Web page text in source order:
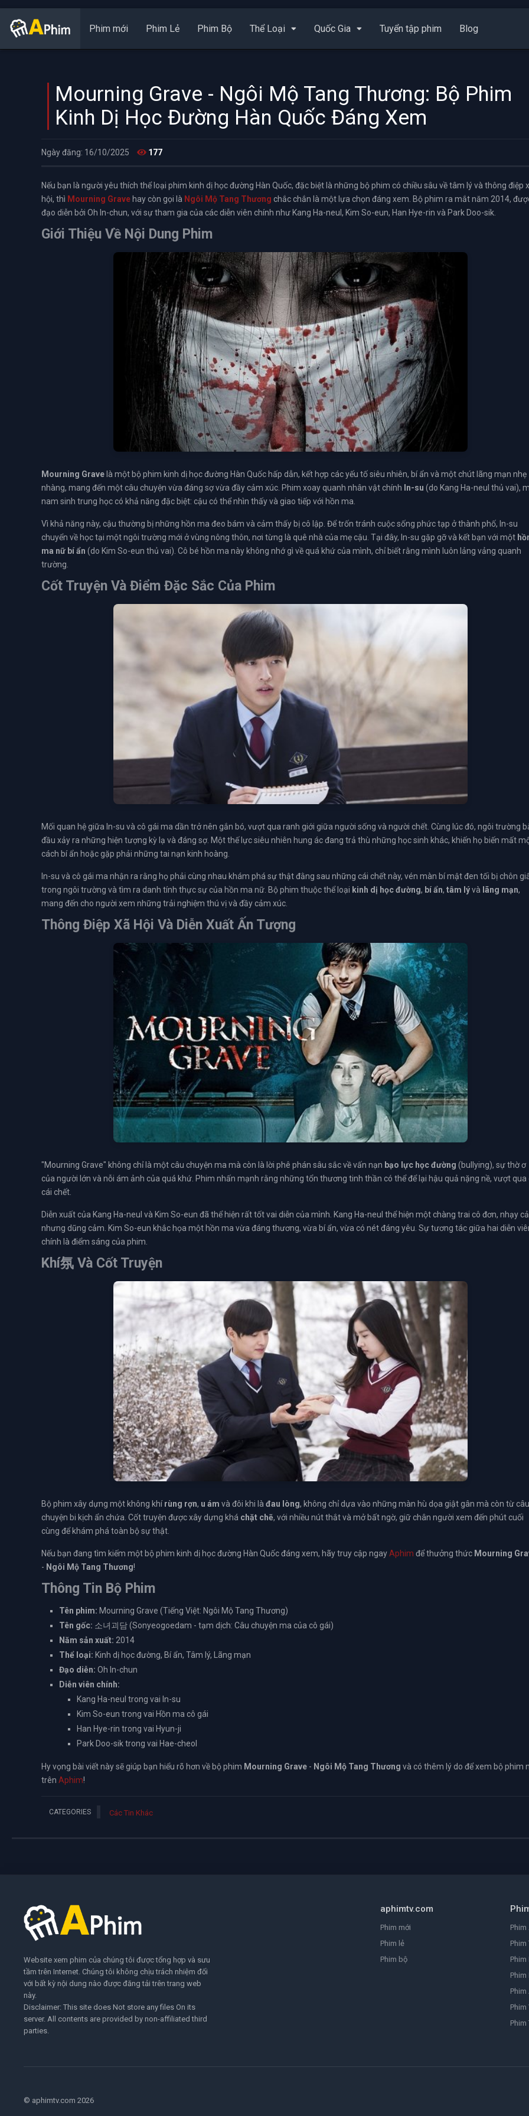
Phim mới Phim Lẻ Phim Bộ Thể Loại Quốc Gia Tuyển tập phim Blog
Mourning Grave - Ngôi Mộ Tang Thương: Bộ Phim
Kinh Dị Học Đường Hàn Quốc Đáng Xem
Ngày đăng: 16/10/2025 177
Nếu bạn là người yêu thích thể loại phim kinh dị học đường Hàn Quốc, đặc biệt là những bộ phim có chiều sâu về tâm lý và thông điệp
hội, thì Mourning Grave hay còn gọi là Ngôi Mộ Tang Thương chắc chắn là một lựa chọn đáng xem. Bộ phim ra mắt năm 2014,
đạo diễn bởi Oh In-chun, với sự tham gia của các diễn viên chính như Kang Ha-neul, Kim So-eun, Han Hye-rin và Park Doo-sik.
Giới Thiệu Về Nội Dung Phim
Mourning Grave là một bộ phim kinh dị học đường Hàn Quốc hấp dẫn, kết hợp các yếu tố siêu nhiên, bí ẩn và một chút lãng mạn nhẹ
nhàng, mang đến một câu chuyện vừa đáng sợ vừa đầy cảm xúc. Phim xoay quanh nhân vật chính In-su (do Kang Ha-neul thủ vai),
nam sinh trung học có khả năng đặc biệt: cậu có thể nhìn thấy và giao tiếp với hồn ma.
Vì khả năng này, cậu thường bị những hồn ma đeo bám và cảm thấy bị cô lập. Để trốn tránh cuộc sống phức tạp ở thành phố, In-su
chuyển về học tại một ngôi trường mới ở vùng nông thôn, nơi từng là quê nhà của mẹ cậu. Tại đây, In-su gặp gỡ và kết bạn với một
ma nữ bí ẩn (do Kim So-eun thủ vai). Cô bé hồn ma này không nhớ gì về quá khứ của mình, chỉ biết rằng mình luôn lảng vảng quanh
trường.
Cốt Truyện Và Điểm Đặc Sắc Của Phim
Mối quan hệ giữa In-su và cô gái ma dần trở nên gắn bó, vượt qua ranh giới giữa người sống và người chết. Cùng lúc đó, ngôi trường
đầu xảy ra những hiện tượng kỳ lạ và đáng sợ. Một thế lực siêu nhiên hung ác đang trả thù những học sinh khác, khiến họ biến mất
cách bí ẩn hoặc gặp phải những tai nạn kinh hoàng.
In-su và cô gái ma nhận ra rằng họ phải cùng nhau khám phá sự thật đằng sau những cái chết này, vén màn bí mật đen tối bị chôn
trong ngôi trường và tìm ra danh tính thực sự của hồn ma nữ. Bộ phim thuộc thể loại kinh dị học đường, bí ẩn, tâm lývà lãng mạn,
mang đến cho người xem những trải nghiệm thú vị và đầy cảm xúc.
Thông Điệp Xã Hội Và Diễn Xuất Ấn Tượng
"Mourning Grave" không chỉ là một câu chuyện ma mà còn là lời phê phán sâu sắc về vấn nạn bạo lực học đường (bullying), sự thờ ơ
của người lớn và nỗi ám ảnh của quá khứ. Phim nhấn mạnh rằng những tổn thương tinh thần có thể để lại hậu quả nặng nề, vượt qua
cái chết.
Diễn xuất của Kang Ha-neul và Kim So-eun đã thể hiện rất tốt vai diễn của mình. Kang Ha-neul thể hiện một chàng trai cô đơn, nhạy
nhưng dũng cảm. Kim So-eun khắc họa một hồn ma vừa đáng thương, vừa bí ẩn, vừa có nét đáng yêu. Sự tương tác giữa hai diễn
chính là điểm sáng của phim.
Khí氛 Và Cốt Truyện
Bộ phim xây dựng một không khírùng rợn, u ám và đôi khi là đau lòng, không chỉ dựa vào những màn hù dọa giật gân mà còn từ câu
chuyện bi kịch ẩn chứa. Cốt truyện được xây dựng khá chặt chẽ, với nhiều nút thắt và mở bất ngờ, giữ chân người xem đến phút cuối
cùng để khám phá toàn bộ sự thật.
Nếu bạn đang tìm kiếm một bộ phim kinh dị học đường Hàn Quốc đáng xem, hãy truy cập ngayAphim để thưởng thức Mourning
- Ngôi Mộ Tang Thương!
Thông Tin Bộ Phim
Tên phim: Mourning Grave (Tiếng Việt: Ngôi Mộ Tang Thương)
Tên gốc: 소녀괴담 (Sonyeogoedam - tạm dịch: Câu chuyện ma của cô gái)
Năm sản xuất: 2014
Thể loại: Kinh dị học đường, Bí ẩn, Tâm lý, Lãng mạn
Đạo diễn: Oh In-chun
Diễn viên chính:
Kang Ha-neul trong vai In-su
Kim So-eun trong vai Hồn ma cô gái
Han Hye-rin trong vai Hyun-ji
Park Doo-sik trong vai Hae-cheol
Hy vọng bài viết này sẽ giúp bạn hiểu rõ hơn về bộ phim Mourning Grave - Ngôi Mộ Tang Thương và có thêm lý do để xem bộ phim
trên Aphim!
CATEGORIES Các Tin Khác
aphimtv.com
Phim mới
Phim lẻ
Phim bộ
Phim
Phim
Phim
Phim
Phim
Phim
Website xem phim của chúng tôi được tổng hợp và sưu
tầm trên Internet. Chúng tôi không chịu trách nhiệm đối
với bất kỳ nội dung nào được đăng tải trên trang web
này.
Disclaimer: This site does Not store any files On its
server. All contents are provided by non-affiliated third
parties.
© aphimtv.com 2026